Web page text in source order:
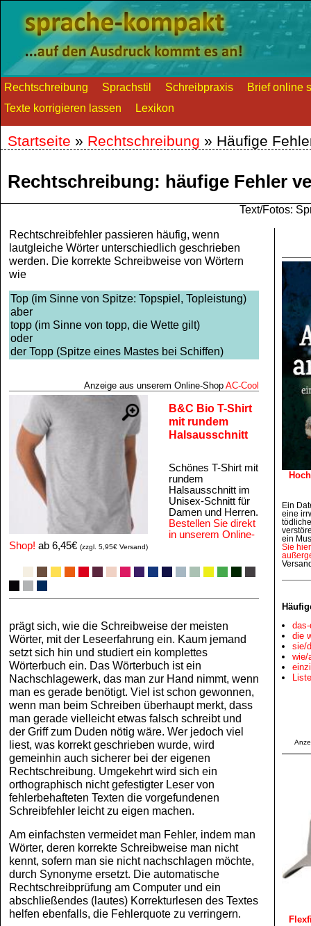
Rechtschreibung Sprachstil Schreibpraxis
Brief online
Texte korrigieren lassen
Lexikon
Startseite » Rechtschreibung » Häufige
Rechtschreibung: häufige Fehler
Text/Fotos:
Rechtschreibfehler passieren häufig, wenn
lautgleiche Wörter unterschiedlich geschrieben
werden. Die korrekte Schreibweise von Wörtern
wie
Top (im Sinne von Spitze: Topspiel, Topleistung)
aber
topp (im Sinne von topp, die Wette gilt)
oder
der Topp (Spitze eines Mastes bei Schiffen)
Anzeige aus unserem Online‑Shop AC‑Cool
B&C Bio T-Shirt
mit rundem
Halsausschnitt
Schönes T-Shirt mit
rundem
Halsausschnitt im
Unisex-Schnitt für
Damen und Herren.
Bestellen Sie direkt
in unserem Online-
Shop! ab 6,45€ (zzgl. 5,95€ Versand)
prägt sich, wie die Schreibweise der meisten
Wörter, mit der Leseerfahrung ein. Kaum jemand
setzt sich hin und studiert ein komplettes
Wörterbuch ein. Das Wörterbuch ist ein
Nachschlagewerk, das man zur Hand nimmt, wenn
man es gerade benötigt. Viel ist schon gewonnen,
wenn man beim Schreiben überhaupt merkt, dass
man gerade vielleicht etwas falsch schreibt und
der Griff zum Duden nötig wäre. Wer jedoch viel
liest, was korrekt geschrieben wurde, wird
gemeinhin auch sicherer bei der eigenen
Rechtschreibung. Umgekehrt wird sich ein
orthographisch nicht gefestigter Leser von
fehlerbehafteten Texten die vorgefundenen
Schreibfehler leicht zu eigen machen.
Am einfachsten vermeidet man Fehler, indem man
Wörter, deren korrekte Schreibweise man nicht
kennt, sofern man sie nicht nachschlagen möchte,
durch Synonyme ersetzt. Die automatische
Rechtschreibprüfung am Computer und ein
abschließendes (lautes) Korrekturlesen des Textes
helfen ebenfalls, die Fehlerquote zu verringern.
Ein
eine
ein
Sie
die
sie/
wie/